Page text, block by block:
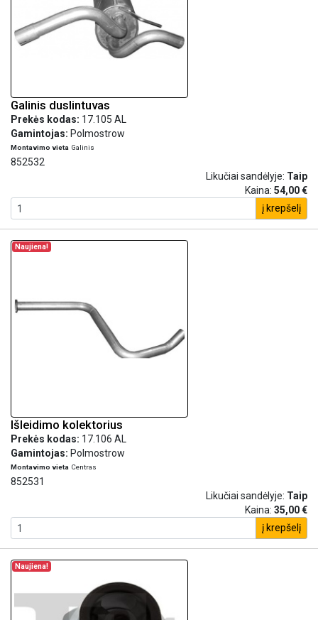
Galinis duslintuvas
Prekės kodas: 17.105 AL
Gamintojas: Polmostrow
Montavimo vieta Galinis
852532
Likučiai sandėlyje: Taip
Kaina: 54,00 €
į krepšelį
Naujiena!
Išleidimo kolektorius
Prekės kodas: 17.106 AL
Gamintojas: Polmostrow
Montavimo vieta Centras
852531
Likučiai sandėlyje: Taip
Kaina: 35,00 €
į krepšelį
Naujiena!